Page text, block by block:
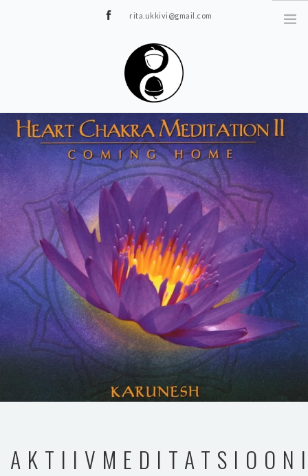
rita.ukkivi@gmail.com
STUUDIOST
TUNNIPLAAN
JOOGA/PILATES
TERAAPIA
ÜRITUSED
TIIMIDELE
GALERII
KONTAKT